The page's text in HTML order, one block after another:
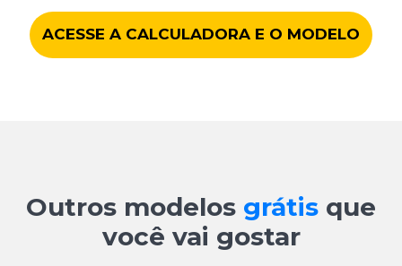
ACESSE A CALCULADORA E O MODELO
Outros modelos grátis que
você vai gostar